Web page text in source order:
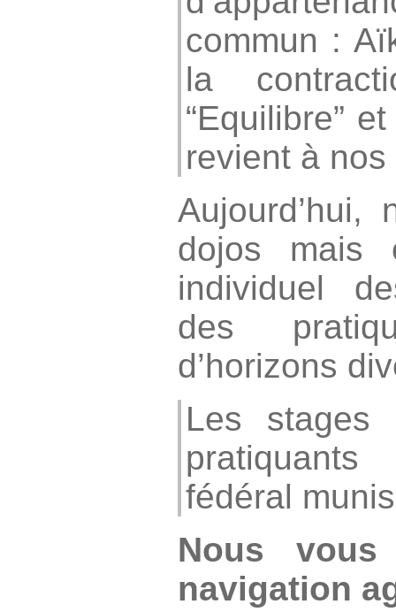
commun :
la
“Equilibre”
revient à
Aujourd’hui,
dojos mais
individuel
des
d’horizons
Les stages
fédéral
Nous vous
navigation